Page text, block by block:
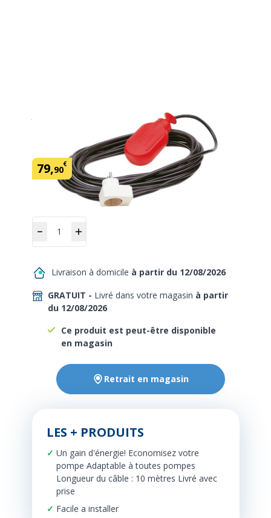
79,90€
GRATUIT - Livré dans votre magasin à partir
du 12/08/2026
Livraison à domicile à partir du 12/08/2026
Ce produit est peut-être disponible
en magasin
Retrait en magasin
LES + PRODUITS
Un gain d'énergie! Economisez votre
pompe Adaptable à toutes pompes
Longueur du câble : 10 mètres Livré avec
prise
Facile a installer